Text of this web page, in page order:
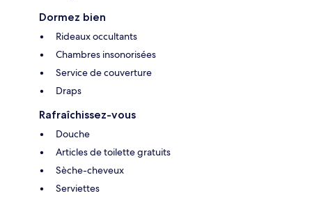
Dormez bien
Rideaux occultants
Chambres insonorisées
Service de couverture
Draps
Rafraîchissez-vous
Douche
Articles de toilette gratuits
Sèche-cheveux
Serviettes